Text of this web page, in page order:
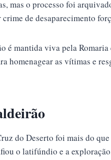
mas o processo foi
de desaparecimento
é mantida viva pela
homenagear as vítimas e
do Deserto foi mais do
o latifúndio e a